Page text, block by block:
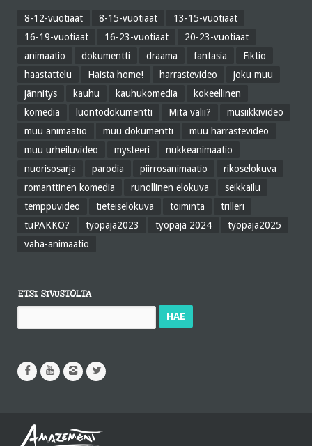
8-12-vuotiaat 8-15-vuotiaat
13-15-vuotiaat
16-19-vuotiaat
16-23-vuotiaat
20-23-vuotiaat
animaatio
dokumentti draama fantasia
Fiktio
haastattelu
Haista home! harrastevideo
joku muu
jännitys
kauhu kauhukomedia
kokeellinen
komedia
luontodokumentti Mitä välii?
musiikkivideo
muu animaatio
muu dokumentti
muu harrastevideo
muu urheiluvideo
mysteeri
nukkeanimaatio
nuorisosarja
parodia piirrosanimaatio
rikoselokuva
romanttinen komedia
runollinen elokuva
seikkailu
temppuvideo
tieteiselokuva toiminta
trilleri
tuPAKKO?
työpaja2023 työpaja 2024
työpaja2025
vaha-animaatio
ETSI SIVUSTOLTA